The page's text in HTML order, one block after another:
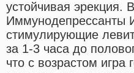
устойчивая
Иммунодепрессанты
стимулирующие
за 1-3 часа до
что с возрастом игра